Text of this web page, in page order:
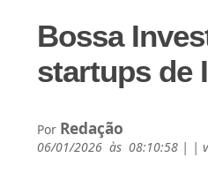
Bossa
startups de
Por Redação
06/01/2026 às 08:10:58 | |